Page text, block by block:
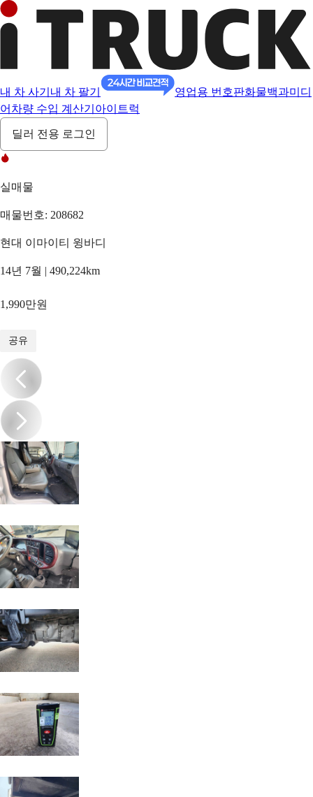
내 차 사기 내 차 팔기 영업용 번호판화물백과미디
어 차량 수입 계산기 아이트럭
딜러 전용 로그인
실매물
매물번호: 208682
현대 이마이티 윙바디
14년 7월 | 490,224km
1,990만원
공유
/20